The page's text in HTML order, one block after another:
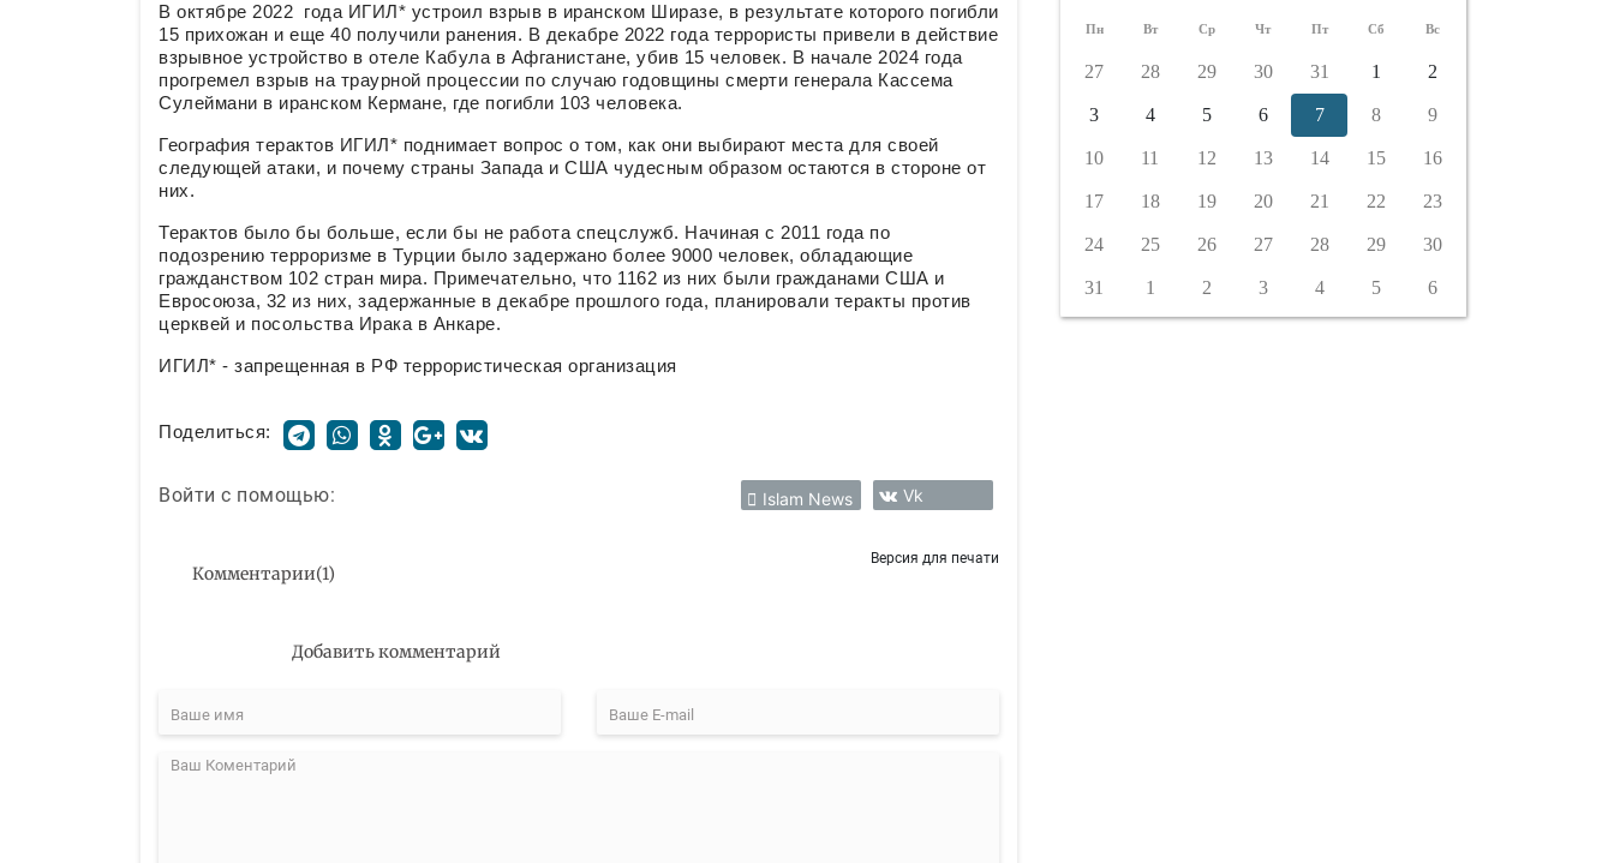
В октябре 2022 года ИГИЛ* устроил взрыв в иранском Ширазе, в результате которого погибли
15 прихожан и еще 40 получили ранения. В декабре 2022 года террористы привели в действие
взрывное устройство в отеле Кабула в Афганистане, убив 15 человек. В начале 2024 года
прогремел взрыв на траурной процессии по случаю годовщины смерти генерала Кассема
Сулеймани в иранском Кермане, где погибли 103 человека.
География терактов ИГИЛ* поднимает вопрос о том, как они выбирают места для своей
следующей атаки, и почему страны Запада и США чудесным образом остаются в стороне от
них.
Терактов было бы больше, если бы не работа спецслужб. Начиная с 2011 года по
подозрению терроризме в Турции было задержано более 9000 человек, обладающие
гражданством 102 стран мира. Примечательно, что 1162 из них были гражданами США и
Евросоюза, 32 из них, задержанные в декабре прошлого года, планировали теракты против
церквей и посольства Ирака в Анкаре.
ИГИЛ* - запрещенная в РФ террористическая организация
Поделиться:
Войти с помощью: Islam News Vk
Комментарии(1)
Версия для печати
Добавить комментарий
Пн Вт Ср Чт Пт Сб Вс
27 28 29 30 31 1 2
3 4 5 6 7 8 9
10 11 12 13 14 15 16
17 18 19 20 21 22 23
24 25 26 27 28 29 30
31 1 2 3 4 5 6